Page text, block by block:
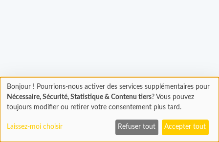
Chargement
En cours...
Bonjour ! Pourrions-nous activer des services supplémentaires pour
Nécessaire, Sécurité, Statistique & Contenu tiers? Vous pouvez
toujours modifier ou retirer votre consentement plus tard.
Laissez-moi choisir Refuser tout Accepter tout